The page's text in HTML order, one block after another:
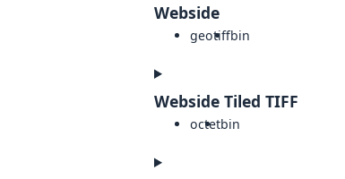
Webside
geotiffbin
Webside Tiled TIFF
octetbin